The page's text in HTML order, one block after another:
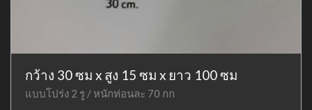
กว้าง 30 ซม x สูง 15 ซม x ยาว 100 ซม
แบบโปร่ง 2 รู / หนักท่อนละ 70 กก